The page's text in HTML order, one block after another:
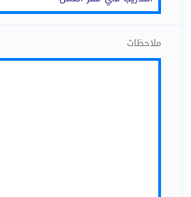
ملاحظات